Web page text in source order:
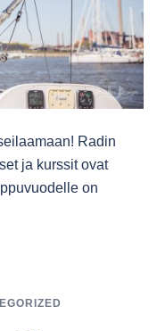
Radin
ja kurssit ovat
on